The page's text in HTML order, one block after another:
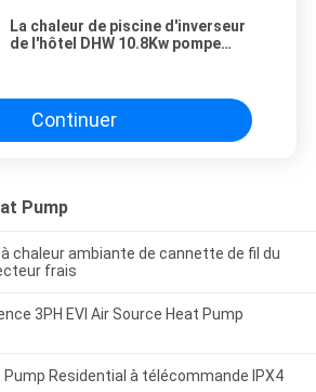
La chaleur de piscine d'inverseur
de l'hôtel DHW 10.8Kw pompe
Continuer
Pump
chaleur ambiante de cannette de fil du
frais
3PH EVI Air Source Heat Pump
Pump Residential à télécommande IPX4